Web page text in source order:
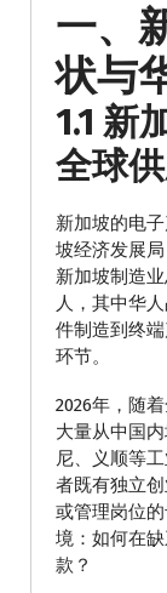
一、
状与
1.1 新
全球
新加坡的电
坡经济发展
新加坡制造
人，其中华
件制造到终
环节。
2026年，随
大量从中国
尼、义顺等
者既有独立
或管理岗位
境：如何在
款？